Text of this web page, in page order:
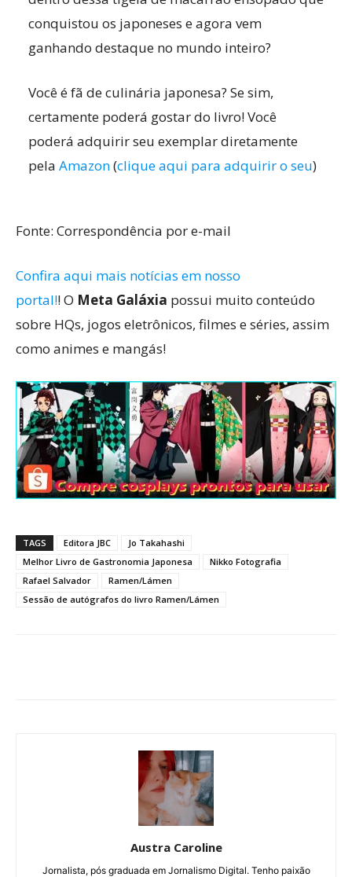
conquistou os japoneses e agora vem
ganhando destaque no mundo inteiro?
Você é fã de culinária japonesa? Se sim,
certamente poderá gostar do livro! Você
poderá adquirir seu exemplar diretamente
pela Amazon(clique aqui para adquirir o seu)
Fonte: Correspondência por e-mail
Confira aqui mais notícias em nosso
portal!! O Meta Galáxia possui muito conteúdo
sobre HQs, jogos eletrônicos, filmes e séries, assim
como animes e mangás!
TAGS Editora JBC
Jo Takahashi
Melhor Livro de Gastronomia Japonesa
Nikko Fotografia
Rafael Salvador
Ramen/Lámen
Sessão de autógrafos do livro Ramen/Lámen
Austra Caroline
Jornalista, pós graduada em Jornalismo Digital. Tenho paixão